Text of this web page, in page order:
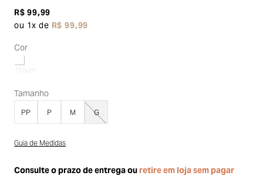
R$99,99
ou 1x de R$99,99
Cor
Tamanho
PP P M G
Guia de Medidas